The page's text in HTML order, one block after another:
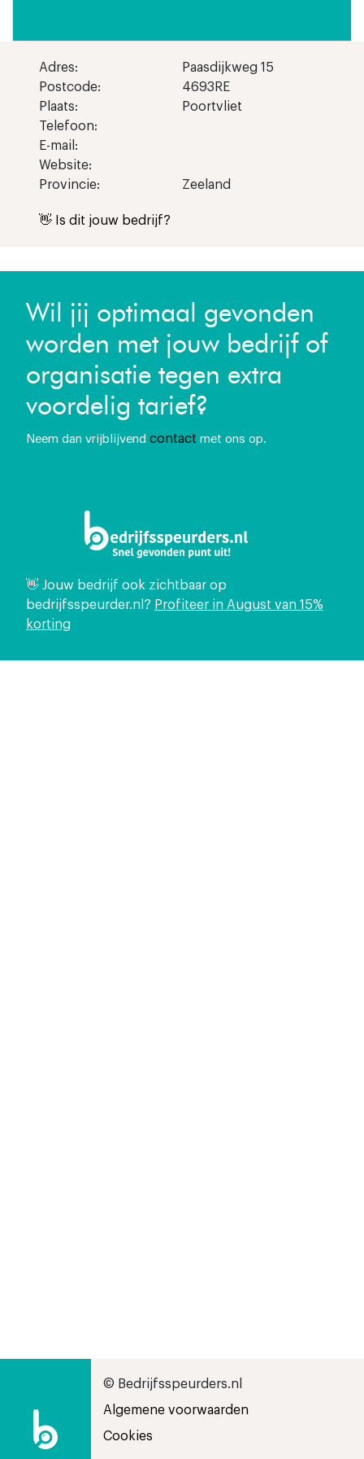
Adres:
Paasdijkweg 15
Postcode:
4693RE
Plaats:
Poortvliet
Telefoon:
E-mail:
Website:
Provincie:
Zeeland
👋 Is dit jouw bedrijf?
Wil jij optimaal gevonden
worden met jouw bedrijf of
organisatie tegen extra
voordelig tarief?
Neem dan vrijblijvend contact met ons op.
👋 Jouw bedrijf ook zichtbaar op
bedrijfsspeurder.nl? Profiteer in August van 15%
korting
© Bedrijfsspeurders.nl
Algemene voorwaarden
Cookies